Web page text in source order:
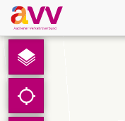
French
Téléchargements